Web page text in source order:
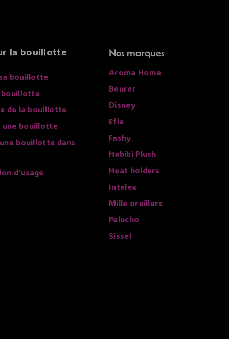
la bouillotte
bouillotte
bouillotte
de la bouillotte
une bouillotte
bouillotte dans
d'usage
Nos marques
Aroma Home
Beurer
Disney
Efie
Fashy
Habibi Plush
Heat holders
Intelex
Mille oreillers
Pelucho
Sissel